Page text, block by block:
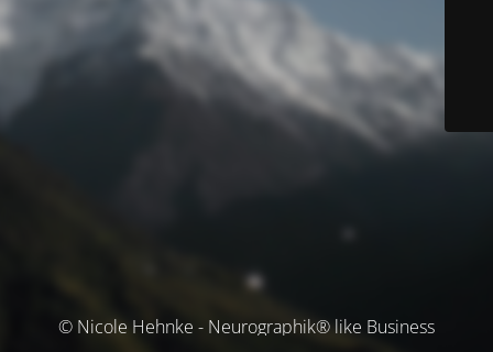
© Nicole Hehnke - Neurographik® like Business